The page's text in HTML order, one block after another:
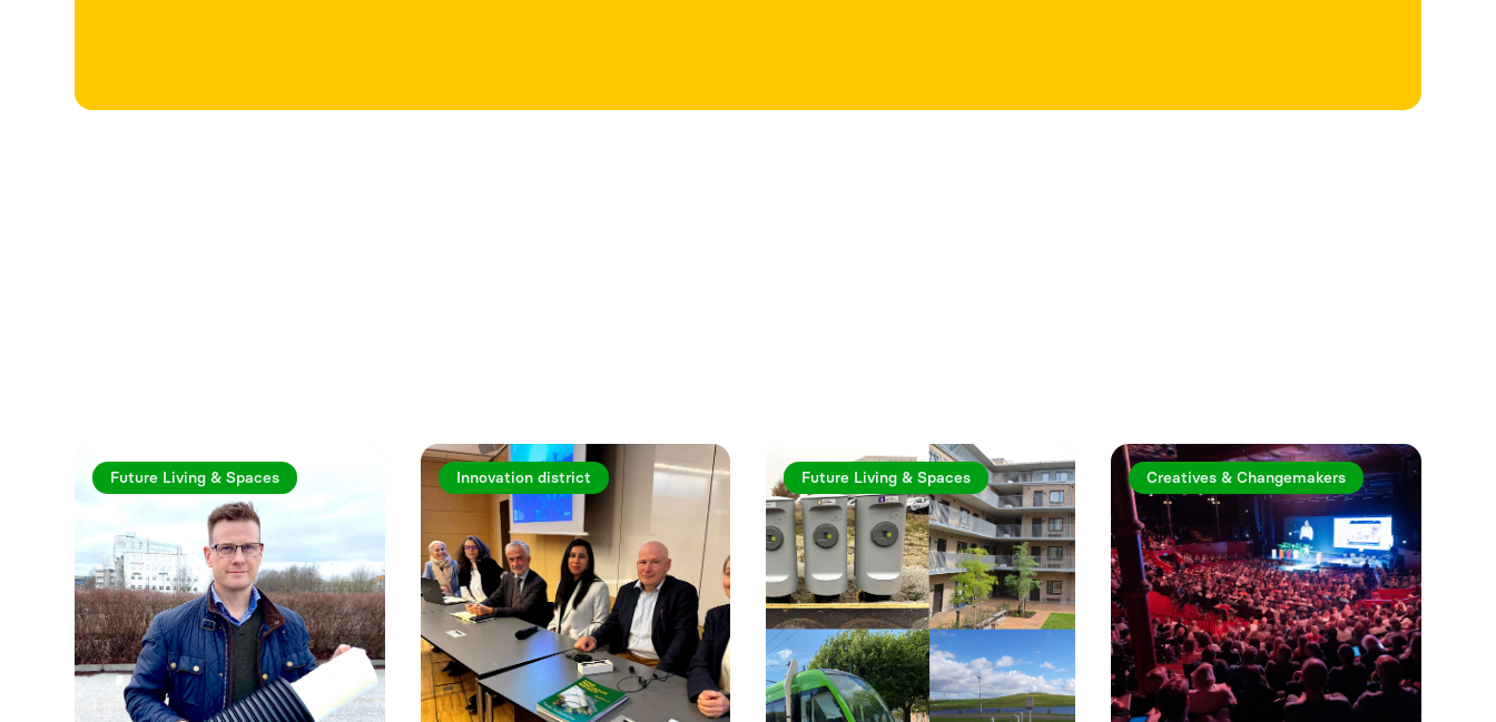
Future Living & Spaces Innovation district Future Living & Spaces Creatives & Changemakers